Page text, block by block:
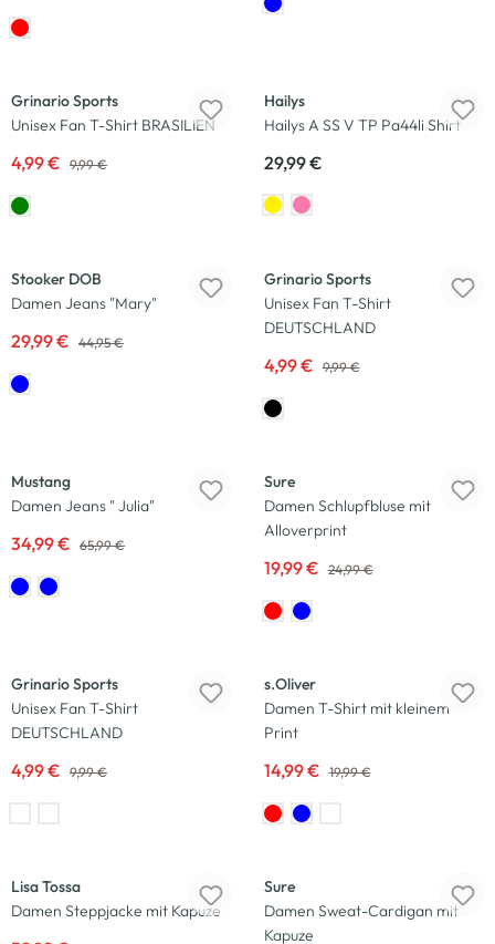
Grinario Sports
Unisex Fan T-Shirt BRASILIEN
4,99 € 9,99 €
Hailys
Hailys A SS V TP Pa44li Shirt
29,99 €
Stooker DOB
Damen Jeans "Mary"
29,99 € 44,95 €
Grinario Sports
Unisex Fan T-Shirt
DEUTSCHLAND
4,99 € 9,99 €
Mustang
Damen Jeans " Julia"
34,99 € 65,99 €
Sure
Damen Schlupfbluse mit
Alloverprint
19,99 € 24,99 €
Grinario Sports
Unisex Fan T-Shirt
DEUTSCHLAND
4,99 € 9,99 €
s.Oliver
Damen T-Shirt mit kleinem
Print
14,99 € 19,99 €
Lisa Tossa
Damen Steppjacke mit Kapuze
Sure
Damen Sweat-Cardigan mit
Kapuze